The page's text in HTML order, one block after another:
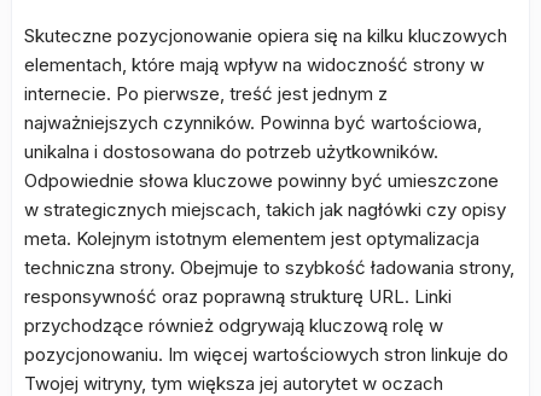
Skuteczne pozycjonowanie opiera się na kilku kluczowych
elementach, które mają wpływ na widoczność strony w
internecie. Po pierwsze, treść jest jednym z
najważniejszych czynników. Powinna być wartościowa,
unikalna i dostosowana do potrzeb użytkowników.
Odpowiednie słowa kluczowe powinny być umieszczone
w strategicznych miejscach, takich jak nagłówki czy opisy
meta. Kolejnym istotnym elementem jest optymalizacja
techniczna strony. Obejmuje to szybkość ładowania strony,
responsywność oraz poprawną strukturę URL. Linki
przychodzące również odgrywają kluczową rolę w
pozycjonowaniu. Im więcej wartościowych stron linkuje do
Twojej witryny, tym większa jej autorytet w oczach